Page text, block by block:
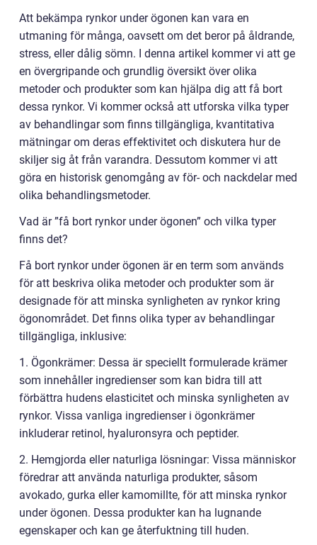
Att bekämpa rynkor under ögonen kan vara en
utmaning för många, oavsett om det beror på åldrande,
stress, eller dålig sömn. I denna artikel kommer vi att ge
en övergripande och grundlig översikt över olika
metoder och produkter som kan hjälpa dig att få bort
dessa rynkor. Vi kommer också att utforska vilka typer
av behandlingar som finns tillgängliga, kvantitativa
mätningar om deras effektivitet och diskutera hur de
skiljer sig åt från varandra. Dessutom kommer vi att
göra en historisk genomgång av för- och nackdelar med
olika behandlingsmetoder.
Vad är ”få bort rynkor under ögonen” och vilka typer
finns det?
Få bort rynkor under ögonen är en term som används
för att beskriva olika metoder och produkter som är
designade för att minska synligheten av rynkor kring
ögonområdet. Det finns olika typer av behandlingar
tillgängliga, inklusive:
1. Ögonkrämer: Dessa är speciellt formulerade krämer
som innehåller ingredienser som kan bidra till att
förbättra hudens elasticitet och minska synligheten av
rynkor. Vissa vanliga ingredienser i ögonkrämer
inkluderar retinol, hyaluronsyra och peptider.
2. Hemgjorda eller naturliga lösningar: Vissa människor
föredrar att använda naturliga produkter, såsom
avokado, gurka eller kamomillte, för att minska rynkor
under ögonen. Dessa produkter kan ha lugnande
egenskaper och kan ge återfuktning till huden.